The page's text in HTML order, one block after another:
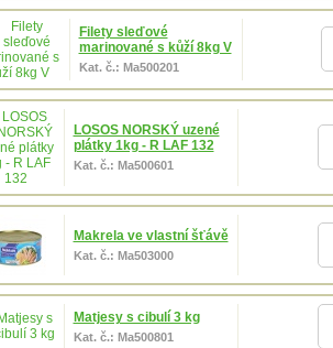
Filety sleďové
marinované s kůží 8kg V
Kat. č.: Ma500201
LOSOS NORSKÝ uzené
plátky 1kg - R LAF 132
Kat. č.: Ma500601
Makrela ve vlastní šťávě
Kat. č.: Ma503000
Matjesy s cibulí 3 kg
Kat. č.: Ma500801